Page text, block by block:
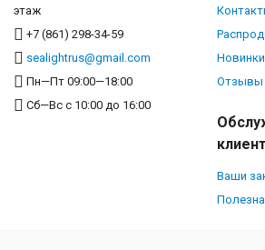
этаж
+7 (861) 298-34-59
sealightrus@gmail.com
Пн—Пт 09:00—18:00
Сб—Вс с 10:00 до 16:00
Новинки
Отзывы
Ваши